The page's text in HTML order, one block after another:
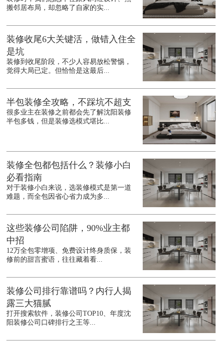
搬邻居布局，却忽略了自家的实...
装修收尾6大关键活，做错入住全
是坑
装修到收尾阶段，不少人容易放松警惕，
觉得大局已定。但恰恰是这最后...
半包装修全攻略，不踩坑不超支
很多业主在装修之前都会先了解沈阳装修
半包多钱，但是装修选模式堪比...
装修全包都包括什么？装修小白
必看指南
对于装修小白来说，选装修模式是第一道
难题，而全包因省心省力成为多...
这些装修公司陷阱，90%业主都
中招
12万全包零增项、免费设计终身质保，装
修前的甜言蜜语，往往藏着看...
装修公司排行靠谱吗？内行人揭
露三大猫腻
打开搜索软件，装修公司TOP10、年度沈
阳装修公司口碑排行之王等...